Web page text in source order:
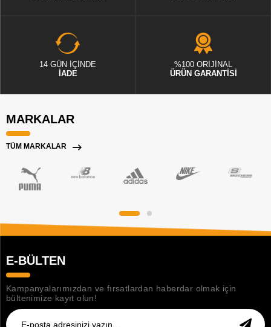
14 GÜN İÇİNDE
İADE
%100 ORİJİNAL
ÜRÜN GARANTİSİ
MARKALAR
TÜM MARKALAR
E-BÜLTEN
Kampanyalarımızdan ve fırsatlardan haberdar olmak için
bültenimize kayıt olun!